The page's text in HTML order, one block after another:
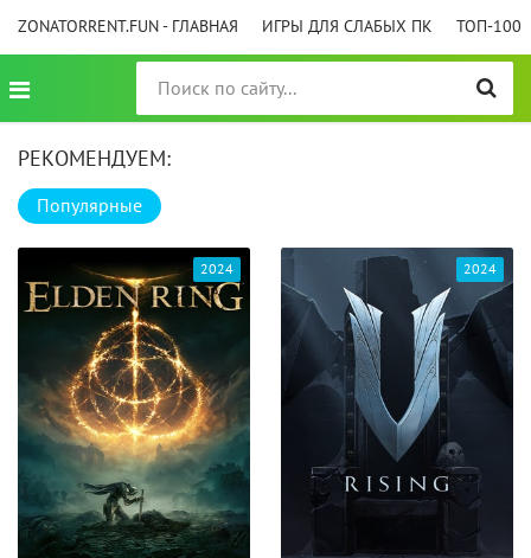
ZONATORRENT.FUN - ГЛАВНАЯ ИГРЫ ДЛЯ СЛАБЫХ ПК ТОП-100
РЕКОМЕНДУЕМ:
Популярные
2024 2024